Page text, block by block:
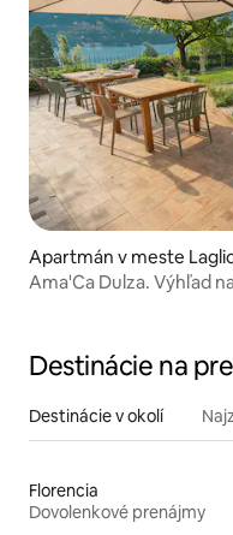
Apartmán v meste
Ama'Ca Dulza. Výhľad
Destinácie na
Destinácie v okolí
Florencia
Dovolenkové prenájmy